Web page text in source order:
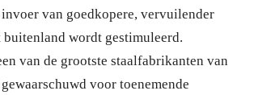
invoer van goedkopere, vervuilender
buitenland wordt gestimuleerd.
van de grootste staalfabrikanten van
voor toenemende